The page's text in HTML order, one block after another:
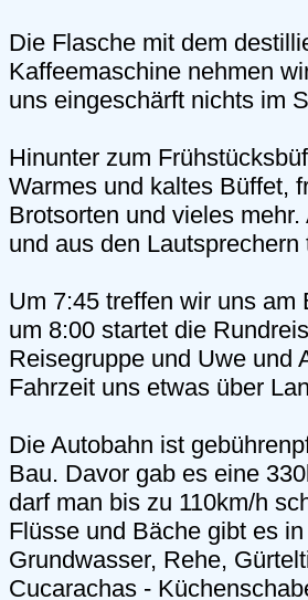
Die Flasche mit dem
Kaffeemaschine nehmen
uns eingeschärft nichts im
Hinunter zum
Warmes und kaltes Büffet,
Brotsorten und vieles
und aus den
Um 7:45 treffen wir uns
um 8:00 startet die
Reisegruppe und Uwe und
Fahrzeit uns etwas über
Die Autobahn ist
Bau. Davor gab es eine
darf man bis zu 110km/h
Flüsse und Bäche gibt es
Grundwasser, Rehe,
Cucarachas -